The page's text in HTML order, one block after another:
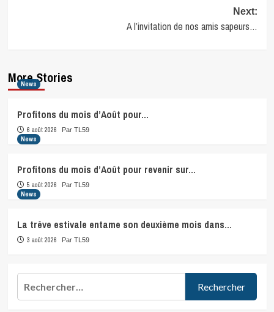
Next:
A l’invitation de nos amis sapeurs…
More Stories
News
Profitons du mois d’Août pour…
6 août 2026 Par TL59
News
Profitons du mois d’Août pour revenir sur…
5 août 2026 Par TL59
News
La trêve estivale entame son deuxième mois dans…
3 août 2026 Par TL59